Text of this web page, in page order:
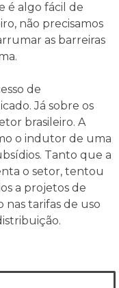
é algo fácil de
não precisamos
as barreiras
de
Já sobre os
brasileiro. A
o indutor de uma
Tanto que a
o setor, tentou
a projetos de
nas tarifas de uso